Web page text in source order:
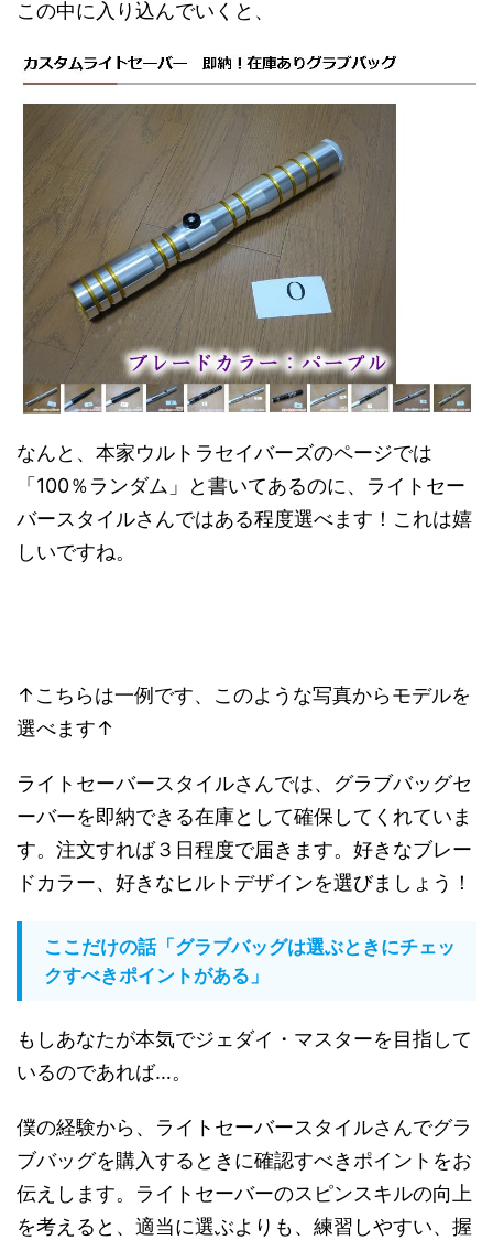
この中に入り込んでいくと、
なんと、本家ウルトラセイバーズのページでは
「100％ランダム」と書いてあるのに、ライトセー
バースタイルさんではある程度選べます！これは嬉
しいですね。
↑こちらは一例です、このような写真からモデルを
選べます↑
ライトセーバースタイルさんでは、グラブバッグセ
ーバーを即納できる在庫として確保してくれていま
す。注文すれば３日程度で届きます。好きなブレー
ドカラー、好きなヒルトデザインを選びましょう！
ここだけの話「グラブバッグは選ぶときにチェッ
クすべきポイントがある」
もしあなたが本気でジェダイ・マスターを目指して
いるのであれば…。
僕の経験から、ライトセーバースタイルさんでグラ
ブバッグを購入するときに確認すべきポイントをお
伝えします。ライトセーバーのスピンスキルの向上
を考えると、適当に選ぶよりも、練習しやすい、握